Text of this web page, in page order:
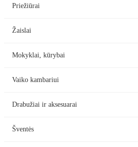
Priežiūrai
Žaislai
Mokyklai, kūrybai
Vaiko kambariui
Drabužiai ir aksesuarai
Šventės